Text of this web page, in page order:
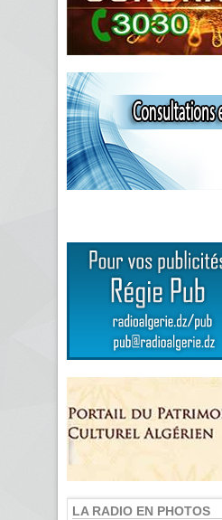
LA RADIO EN PHOTOS